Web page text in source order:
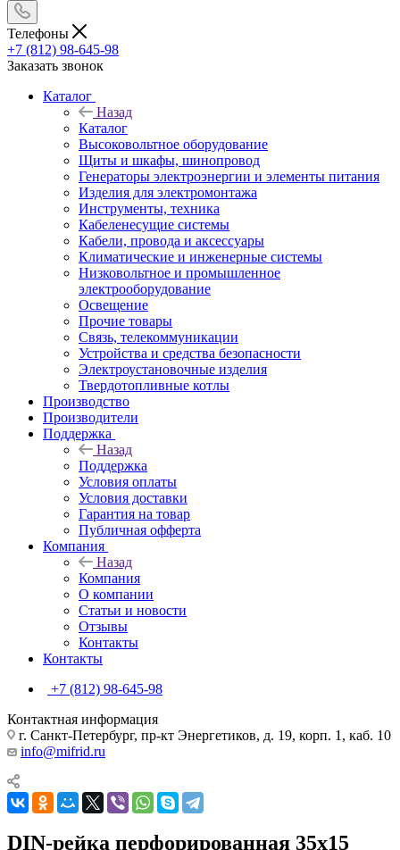
Телефоны
+7 (812) 98-645-98
Заказать звонок
Каталог
Назад
Каталог
Высоковольтное оборудование
Щиты и шкафы, шинопровод
Генераторы электроэнергии и элементы питания
Изделия для электромонтажа
Инструменты, техника
Кабеленесущие системы
Кабели, провода и аксессуары
Климатические и инженерные системы
Низковольтное и промышленное
электрооборудование
Освещение
Прочие товары
Связь, телекоммуникации
Устройства и средства безопасности
Электроустановочные изделия
Твердотопливные котлы
Производство
Производители
Поддержка
Назад
Поддержка
Условия оплаты
Условия доставки
Гарантия на товар
Публичная офферта
Компания
Назад
Компания
О компании
Статьи и новости
Отзывы
Контакты
Контакты
+7 (812) 98-645-98
Контактная информация
г. Санкт-Петербург, пр-кт Энергетиков, д. 19, корп. 1, каб. 10
info@mifrid.ru
DIN-рейка перфорированная 35х15